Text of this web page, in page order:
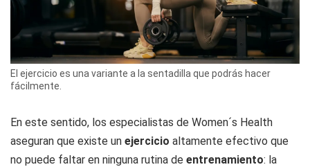
El ejercicio es una variante a la sentadilla que podrás hacer
fácilmente.
En este sentido, los especialistas de Women´s Health
aseguran que existe un ejercicio altamente efectivo que
no puede faltar en ninguna rutina de entrenamiento: la